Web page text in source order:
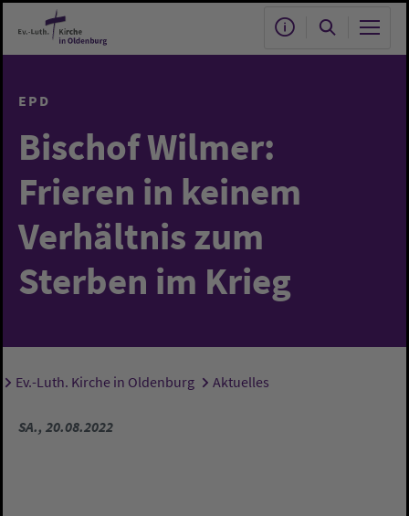
Zum Hauptinhalt springen
EPD
Bischof Wilmer:
Frieren in keinem
Verhältnis zum
Sterben im Krieg
Sie sind hier:
Ev.-Luth. Kirche in Oldenburg Aktuelles
SA., 20.08.2022